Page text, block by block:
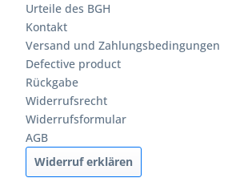
Urteile des BGH
Kontakt
Versand und Zahlungsbedingungen
Defective product
Rückgabe
Widerrufsrecht
Widerrufsformular
AGB
Widerruf erklären